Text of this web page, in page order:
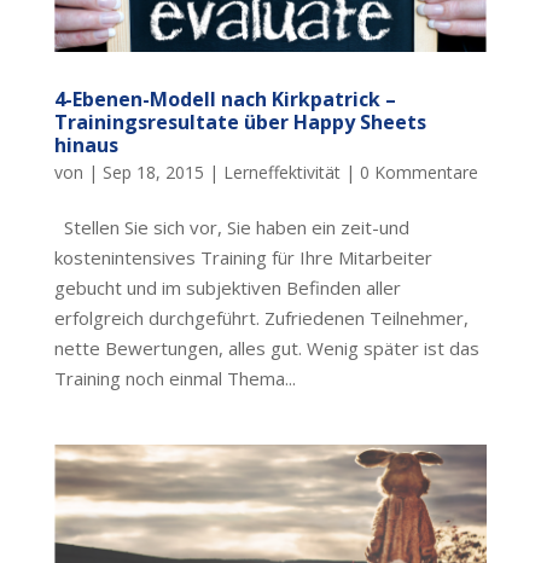
4-Ebenen-Modell nach Kirkpatrick –
Trainingsresultate über Happy Sheets
hinaus
von | Sep 18, 2015 | Lerneffektivität| 0 Kommentare
Stellen Sie sich vor, Sie haben ein zeit-und
kostenintensives Training für Ihre Mitarbeiter
gebucht und im subjektiven Befinden aller
erfolgreich durchgeführt. Zufriedenen Teilnehmer,
nette Bewertungen, alles gut. Wenig später ist das
Training noch einmal Thema...